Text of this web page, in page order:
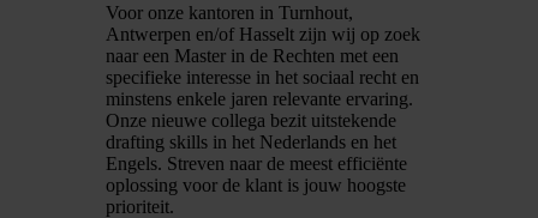
Voor onze kantoren in Turnhout,
Antwerpen en/of Hasselt zijn wij op zoek
naar een Master in de Rechten met een
specifieke interesse in het sociaal recht en
minstens enkele jaren relevante ervaring.
Onze nieuwe collega bezit uitstekende
drafting skills in het Nederlands en het
Engels. Streven naar de meest efficiënte
oplossing voor de klant is jouw hoogste
prioriteit.